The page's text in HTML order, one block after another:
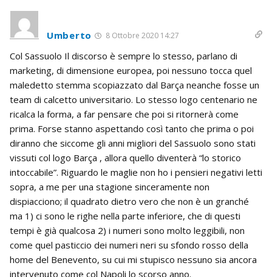
Umberto 8 Ottobre 2020 14:27
Col Sassuolo Il discorso è sempre lo stesso, parlano di
marketing, di dimensione europea, poi nessuno tocca quel
maledetto stemma scopiazzato dal Barça neanche fosse un
team di calcetto universitario. Lo stesso logo centenario ne
ricalca la forma, a far pensare che poi si ritornerà come
prima. Forse stanno aspettando così tanto che prima o poi
diranno che siccome gli anni migliori del Sassuolo sono stati
vissuti col logo Barça , allora quello diventerà “lo storico
intoccabile”. Riguardo le maglie non ho i pensieri negativi letti
sopra, a me per una stagione sinceramente non
dispiacciono; il quadrato dietro vero che non è un granché
ma 1) ci sono le righe nella parte inferiore, che di questi
tempi è già qualcosa 2) i numeri sono molto leggibili, non
come quel pasticcio dei numeri neri su sfondo rosso della
home del Benevento, su cui mi stupisco nessuno sia ancora
intervenuto come col Napoli lo scorso anno.